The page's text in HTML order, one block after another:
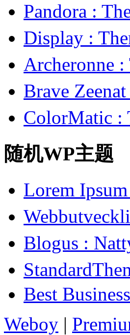
Pandora :
Display :
Archeronne
Brave
ColorMatic :
随机WP主题
Lorem
Blogus :
Best
Weboy |